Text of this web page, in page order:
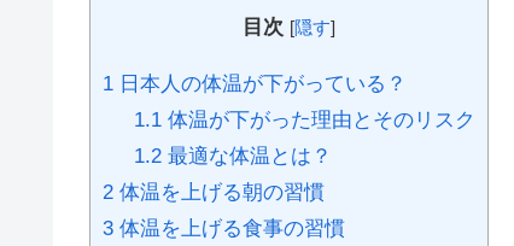
目次 [隠す]
1 日本人の体温が下がっている？
1.1体温が下がった理由とそのリスク
1.2最適な体温とは？
2 体温を上げる朝の習慣
3 体温を上げる食事の習慣